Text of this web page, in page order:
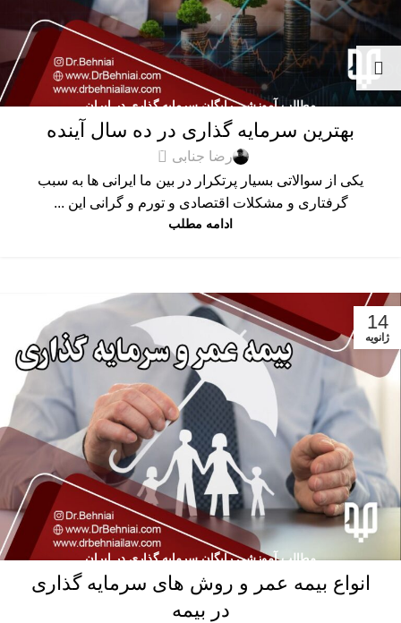
مطالب آموزشی رایگان سرمایه گذاری در ایران
بهترین سرمایه گذاری در ده سال آینده
رضا جنابی 0
یکی از سوالاتی بسیار پرتکرار در بین ما ایرانی ها به سبب
گرفتاری و مشکلات اقتصادی و تورم و گرانی این ...
ادامه مطلب
14
ژانویه
مطالب آموزشی رایگان سرمایه گذاری در ایران
انواع بیمه عمر و روش های سرمایه گذاری
در بیمه